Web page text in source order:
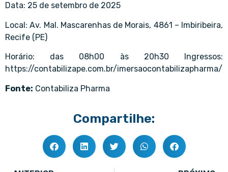
Data: 25 de setembro de 2025
Local: Av. Mal. Mascarenhas de Morais, 4861 – Imbiribeira,
Recife (PE)
Horário: das 08h00 às 20h30 Ingressos:
https://contabilizape.com.br/imersaocontabilizapharma/
Fonte: Contabiliza Pharma
Compartilhe: